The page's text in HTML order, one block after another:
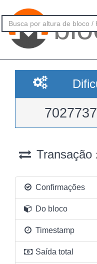
Transação
Confirmações
Do bloco
Timestamp
Saída total